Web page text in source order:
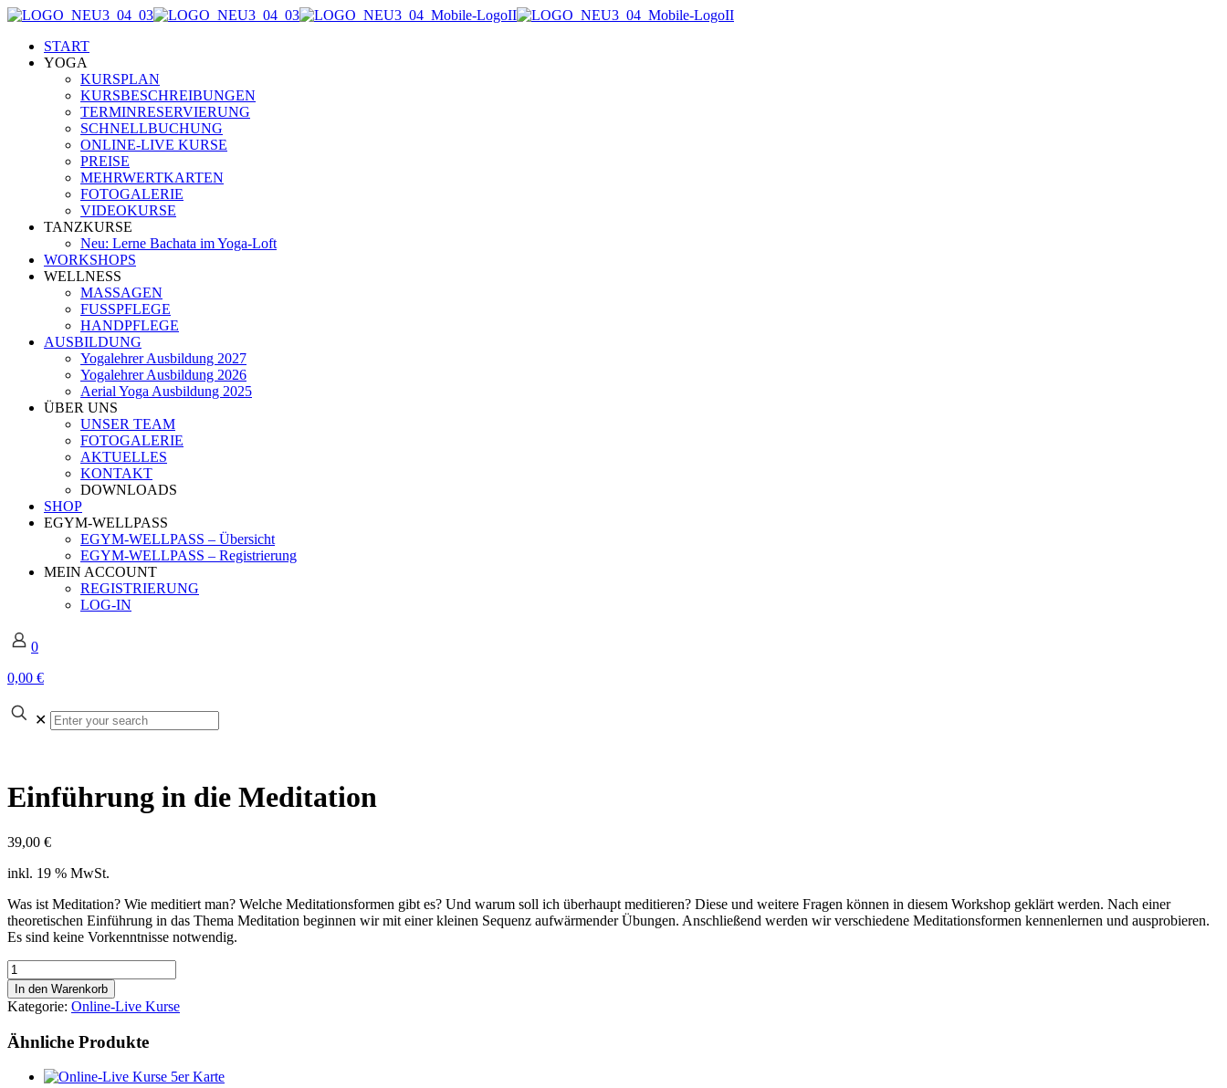
START
YOGA
KURSPLAN
KURSBESCHREIBUNGEN
TERMINRESERVIERUNG
SCHNELLBUCHUNG
ONLINE-LIVE KURSE
PREISE
MEHRWERTKARTEN
FOTOGALERIE
VIDEOKURSE
TANZKURSE
Neu: Lerne Bachata im Yoga-Loft
WORKSHOPS
WELLNESS
MASSAGEN
FUSSPFLEGE
HANDPFLEGE
AUSBILDUNG
Yogalehrer Ausbildung 2027
Yogalehrer Ausbildung 2026
Aerial Yoga Ausbildung 2025
ÜBER UNS
UNSER TEAM
FOTOGALERIE
AKTUELLES
KONTAKT
DOWNLOADS
SHOP
EGYM-WELLPASS
EGYM-WELLPASS – Übersicht
EGYM-WELLPASS – Registrierung
MEIN ACCOUNT
REGISTRIERUNG
LOG-IN
0
0,00 €
✕
Enter
your
Einführung in die Meditation
39,00 €
inkl. 19 % MwSt.
Was ist Meditation? Wie meditiert man? Welche Meditationsformen gibt es? Und warum soll ich überhaupt meditieren? Diese und weitere Fragen können in diesem Workshop geklärt werden. Nach einer
theoretischen Einführung in das Thema Meditation beginnen wir mit einer kleinen Sequenz aufwärmender Übungen. Anschließend werden wir verschiedene Meditationsformen kennenlernen und ausprobieren.
Es sind keine Vorkenntnisse notwendig.
Einführung
in
die
Meditation
Menge
In den Warenkorb
Kategorie: Online-Live Kurse
Ähnliche Produkte